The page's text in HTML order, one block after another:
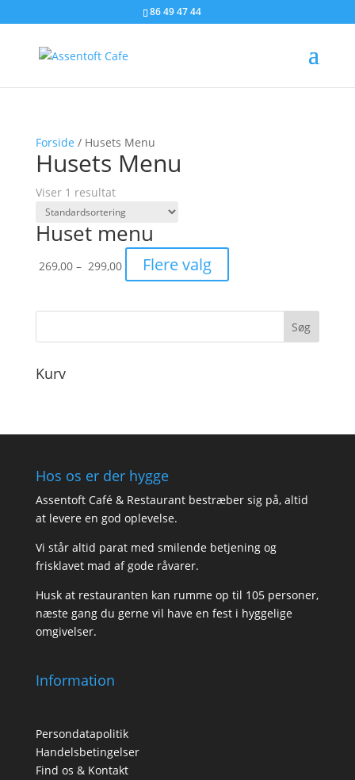
86 49 47 44
Forside / Husets Menu
Husets Menu
Viser 1 resultat
Huset menu
269,00 – 299,00Prisinterval:
269,00
299,00
Flere valg
Kurv
Hos os er der hygge
Assentoft Café & Restaurant bestræber sig på, altid
at levere en god oplevelse.
Vi står altid parat med smilende betjening og
frisklavet mad af gode råvarer.
Husk at restauranten kan rumme op til 105 personer,
næste gang du gerne vil have en fest i hyggelige
omgivelser.
Information
Persondatapolitik
Handelsbetingelser
Find os & Kontakt